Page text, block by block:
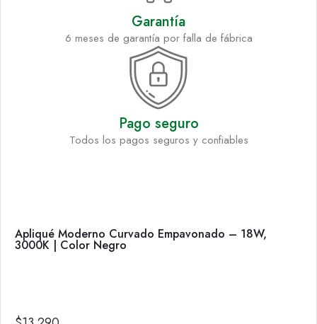
Garantía
6 meses de garantía por falla de fábrica
Pago seguro
Todos los pagos seguros y confiables
Apliqué Moderno Curvado Empavonado – 18W,
3000K | Color Negro